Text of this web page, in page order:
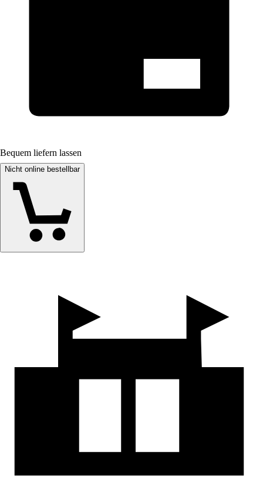
Bequem liefern lassen
Nicht online bestellbar